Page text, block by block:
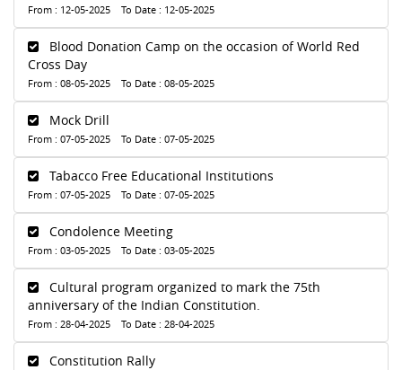
From : 12-05-2025 To Date : 12-05-2025
Blood Donation Camp on the occasion of World Red
Cross Day
From : 08-05-2025 To Date : 08-05-2025
Mock Drill
From : 07-05-2025 To Date : 07-05-2025
Tabacco Free Educational Institutions
From : 07-05-2025 To Date : 07-05-2025
Condolence Meeting
From : 03-05-2025 To Date : 03-05-2025
Cultural program organized to mark the 75th
anniversary of the Indian Constitution.
From : 28-04-2025 To Date : 28-04-2025
Constitution Rally